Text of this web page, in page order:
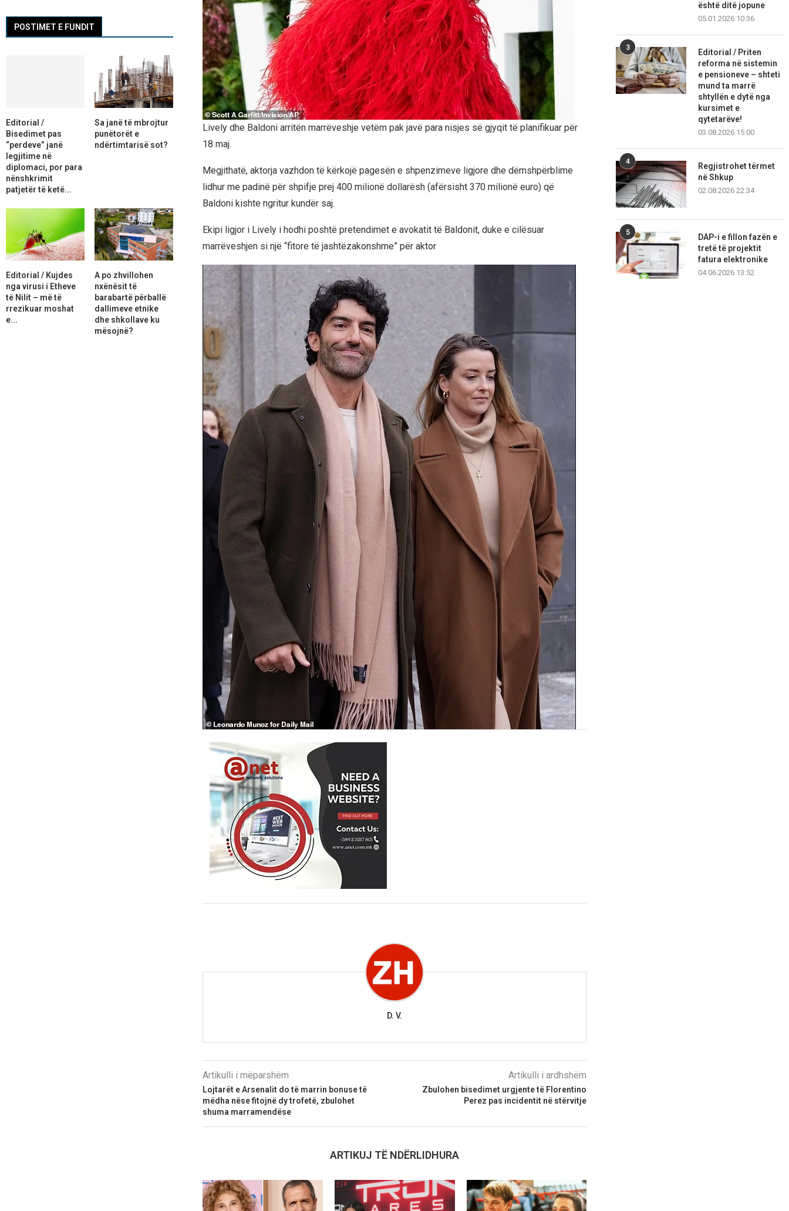
Lively dhe Baldoni arritën marrëveshje vetëm pak javë para nisjes së gjyqit të planifikuar për
18 maj.
Megjithatë, aktorja vazhdon të kërkojë pagesën e shpenzimeve ligjore dhe dëmshpërblime
lidhur me padinë për shpifje prej 400 milionë dollarësh (afërsisht 370 milionë euro) që
Baldoni kishte ngritur kundër saj.
Ekipi ligjor i Lively i hodhi poshtë pretendimet e avokatit të Baldonit, duke e cilësuar
marrëveshjen si një “fitore të jashtëzakonshme” për aktor
D. V.
Artikulli i mëparshëm
Lojtarët e Arsenalit do të marrin bonuse të
mëdha nëse fitojnë dy trofetë, zbulohet
shuma marramendëse
Artikulli i ardhshëm
Zbulohen bisedimet urgjente të Florentino
Perez pas incidentit në stërvitje
ARTIKUJ TË NDËRLIDHURA
është ditë jopune
05.01.2026 10:36
3
Editorial / Priten
reforma në sistemin
e pensioneve – shteti
mund ta marrë
shtyllën e dytë nga
kursimet e
qytetarëve!
03.08.2026 15:00
4
Regjistrohet tërmet
në Shkup
02.08.2026 22:34
5
DAP-i e fillon fazën e
tretë të projektit
fatura elektronike
04.06.2026 13:52
POSTIMET E FUNDIT
Editorial /
Bisedimet pas
“perdeve” janë
legjitime në
diplomaci, por para
nënshkrimit
patjetër të ketë...
Sa janë të mbrojtur
punëtorët e
ndërtimtarisë sot?
Editorial / Kujdes
nga virusi i Etheve
të Nilit – më të
rrezikuar moshat
e...
A po zhvillohen
nxënësit të
barabartë përballë
dallimeve etnike
dhe shkollave ku
mësojnë?